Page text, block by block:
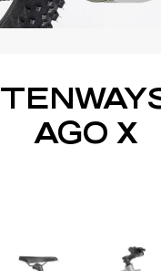
AGO X